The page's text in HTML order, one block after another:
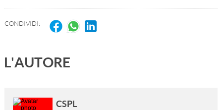
CONDIVIDI:
L'AUTORE
CSPL